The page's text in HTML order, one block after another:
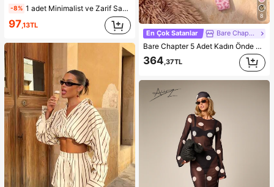
-8% 1 adet Minimalist ve Zarif Sahte İnci Kolye, Kadınların Günlük Giyimine Uygun
97,13TL
8
En Çok Satanlar Bare Chapter
Bare Chapter 5 Adet Kadın Önde Fiyonklu Dantel Yama Desenli Leopar Baskılı Tanga
364,37TL